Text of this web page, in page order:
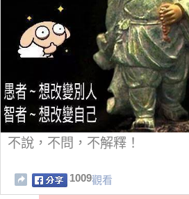
不說，不問，不解釋！
1009觀看